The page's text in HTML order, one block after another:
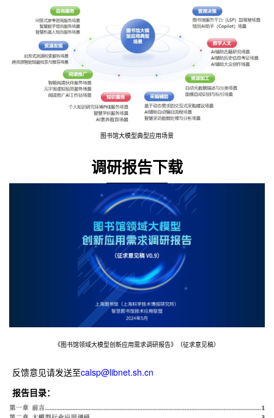
图书馆大模型典型应用场景
调研报告下载
《图书馆领域大模型创新应用需求调研报告》（征求意见稿）
反馈意见请发送至calsp@libnet.sh.cn
报告目录：